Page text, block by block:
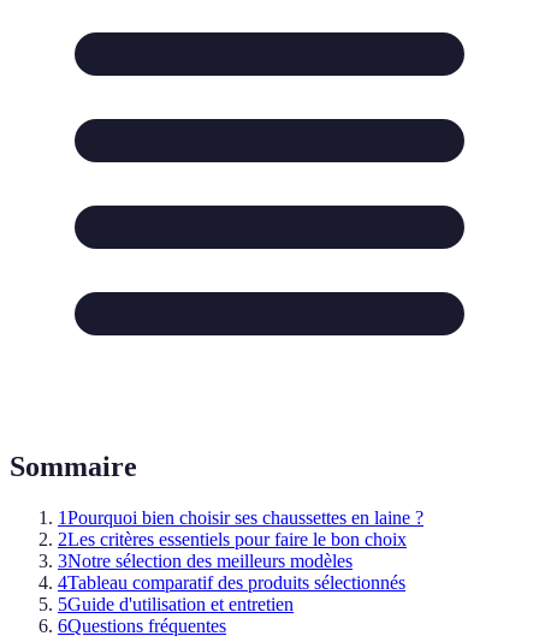
Sommaire
1Pourquoi bien choisir ses chaussettes en laine ?
2Les critères essentiels pour faire le bon choix
3Notre sélection des meilleurs modèles
4Tableau comparatif des produits sélectionnés
5Guide d'utilisation et entretien
6Questions fréquentes